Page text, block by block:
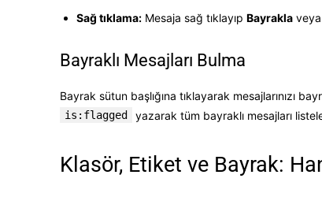
Sağ tıklama: Mesaja sağ tıklayıp Bayrakla veya
Bayraklı Mesajları Bulma
Bayrak sütun başlığına tıklayarak mesajlarınızı
is:flagged yazarak tüm bayraklı mesajları
Klasör, Etiket ve Bayrak: